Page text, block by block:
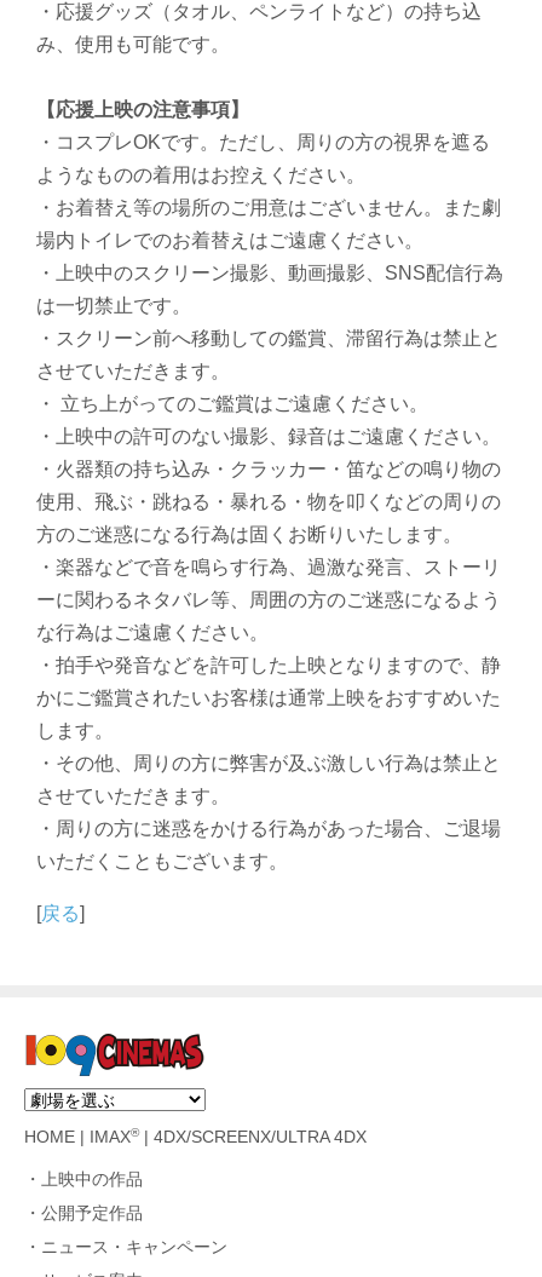
・応援グッズ（タオル、ペンライトなど）の持ち込
み、使用も可能です。
【応援上映の注意事項】
・コスプレOKです。ただし、周りの方の視界を遮る
ようなものの着用はお控えください。
・お着替え等の場所のご用意はございません。また劇
場内トイレでのお着替えはご遠慮ください。
・上映中のスクリーン撮影、動画撮影、SNS配信行為
は一切禁止です。
・スクリーン前へ移動しての鑑賞、滞留行為は禁止と
させていただきます。
・ 立ち上がってのご鑑賞はご遠慮ください。
・上映中の許可のない撮影、録音はご遠慮ください。
・火器類の持ち込み・クラッカー・笛などの鳴り物の
使用、飛ぶ・跳ねる・暴れる・物を叩くなどの周りの
方のご迷惑になる行為は固くお断りいたします。
・楽器などで音を鳴らす行為、過激な発言、ストーリ
ーに関わるネタバレ等、周囲の方のご迷惑になるよう
な行為はご遠慮ください。
・拍手や発音などを許可した上映となりますので、静
かにご鑑賞されたいお客様は通常上映をおすすめいた
します。
・その他、周りの方に弊害が及ぶ激しい行為は禁止と
させていただきます。
・周りの方に迷惑をかける行為があった場合、ご退場
いただくこともございます。
[戻る]
HOME IMAX®| 4DX/SCREENX/ULTRA 4DX
上映中の作品
公開予定作品
ニュース・キャンペーン